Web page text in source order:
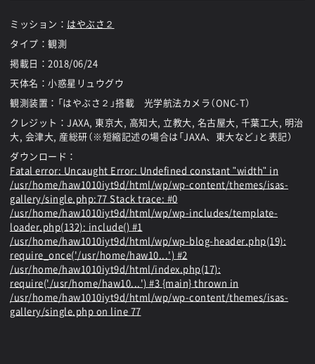
ミッション： はやぶさ２
タイプ：観測
掲載日： 2018/06/24
天体名：小惑星リュウグウ
観測装置：「はやぶさ２」搭載 光学航法カメラ（ONC-T）
クレジット：JAXA, 東京大, 高知大, 立教大, 名古屋大, 千葉工大, 明治
大, 会津大, 産総研（※短縮記述の場合は「JAXA、東大など」と表記）
ダウンロード：
Fatal error: Uncaught Error: Undefined constant "width" in
/usr/home/haw1010iyt9d/html/wp/wp-content/themes/isas-
gallery/single.php:77 Stack trace: #0
/usr/home/haw1010iyt9d/html/wp/wp-includes/template-
loader.php(132): include() #1
/usr/home/haw1010iyt9d/html/wp/wp-blog-header.php(19):
require_once('/usr/home/haw10...') #2
/usr/home/haw1010iyt9d/html/index.php(17):
require('/usr/home/haw10...') #3 {main} thrown in
/usr/home/haw1010iyt9d/html/wp/wp-content/themes/isas-
gallery/single.php on line 77